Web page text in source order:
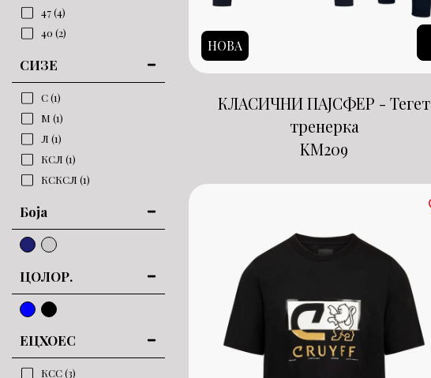
47(4)
40 (2)
ЕЦХОЕС
КСС(3)
ЦОЛОР.
СИЗЕ
С(1)
М (1)
Л (1)
КСЛ (1)
КСКСЛ (1)
Боја
НОВА
КЛАСИЧНИ ПАЈСФЕР - Тегет
тренерка
KM209